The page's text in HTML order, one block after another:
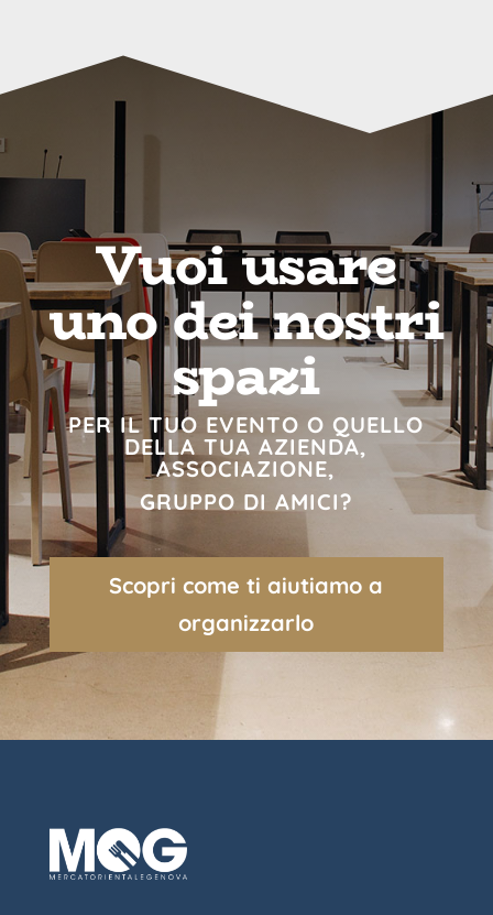
Vuoi usare
uno dei nostri
spazi
PER IL TUO EVENTO O QUELLO
DELLA TUA AZIENDA,
ASSOCIAZIONE,
GRUPPO DI AMICI?
Scopri come ti aiutiamo a
organizzarlo